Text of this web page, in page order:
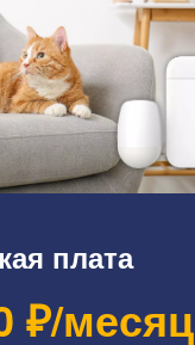
плата
₽/месяц